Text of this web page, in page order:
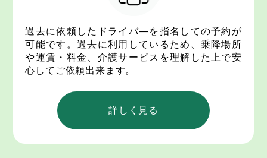
過去に依頼したドライバ―を指名しての予約が
可能です。過去に利用しているため、乗降場所
や運賃・料金、介護サービスを理解した上で安
心してご依頼出来ます。
詳しく見る